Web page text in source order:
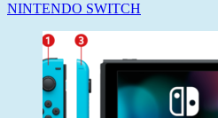
NINTENDO SWITCH